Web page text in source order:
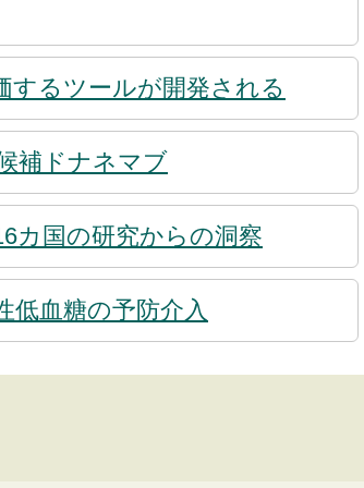
するツールが開発される
補ドナネマブ
カ国の研究からの洞察
低血糖の予防介入